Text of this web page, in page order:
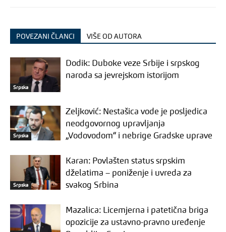
POVEZANI ČLANCI VIŠE OD AUTORA
Srpska
Dodik: Duboke veze Srbije i srpskog
naroda sa jevrejskom istorijom
Srpska
Zeljković: Nestašica vode je posljedica
neodgovornog upravljanja
„Vodovodom“ i nebrige Gradske uprave
Srpska
Karan: Povlašten status srpskim
dželatima – poniženje i uvreda za
svakog Srbina
Mazalica: Licemjerna i patetična briga
opozicije za ustavno-pravno uređenje